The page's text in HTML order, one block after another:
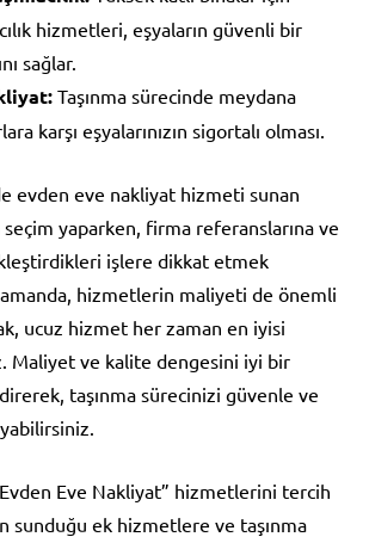
hizmetleri, eşyaların güvenli bir
sağlar.
Taşınma sürecinde meydana
karşı eşyalarınızın sigortalı olması.
evden eve nakliyat hizmeti sunan
seçim yaparken, firma referanslarına ve
işlere dikkat etmek
hizmetlerin maliyeti de önemli
ucuz hizmet her zaman en iyisi
Maliyet ve kalite dengesini iyi bir
taşınma sürecinizi güvenle ve
Eve Nakliyat” hizmetlerini tercih
sunduğu ek hizmetlere ve taşınma